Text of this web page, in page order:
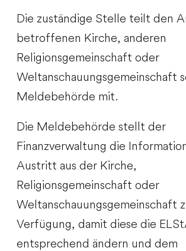
Die zuständige Stelle teilt den
betroffenen Kirche, anderen
Religionsgemeinschaft oder
Weltanschauungsgemeinschaft
Meldebehörde mit.
Die Meldebehörde stellt der
Finanzverwaltung die
Austritt aus der Kirche,
Religionsgemeinschaft oder
Weltanschauungsgemeinschaft
Verfügung, damit diese die
entsprechend ändern und dem